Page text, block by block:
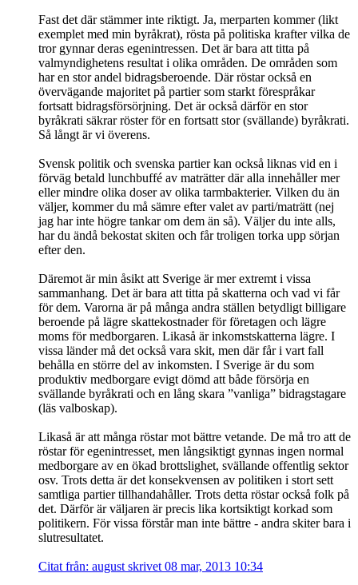
Fast det där stämmer inte riktigt. Ja, merparten kommer (likt
exemplet med min byråkrat), rösta på politiska krafter vilka de
tror gynnar deras egenintressen. Det är bara att titta på
valmyndighetens resultat i olika områden. De områden som
har en stor andel bidragsberoende. Där röstar också en
övervägande majoritet på partier som starkt förespråkar
fortsatt bidragsförsörjning. Det är också därför en stor
byråkrati säkrar röster för en fortsatt stor (svällande) byråkrati.
Så långt är vi överens.
Svensk politik och svenska partier kan också liknas vid en i
förväg betald lunchbuffé av maträtter där alla innehåller mer
eller mindre olika doser av olika tarmbakterier. Vilken du än
väljer, kommer du må sämre efter valet av parti/maträtt (nej
jag har inte högre tankar om dem än så). Väljer du inte alls,
har du ändå bekostat skiten och får troligen torka upp sörjan
efter den.
Däremot är min åsikt att Sverige är mer extremt i vissa
sammanhang. Det är bara att titta på skatterna och vad vi får
för dem. Varorna är på många andra ställen betydligt billigare
beroende på lägre skattekostnader för företagen och lägre
moms för medborgaren. Likaså är inkomstskatterna lägre. I
vissa länder må det också vara skit, men där får i vart fall
behålla en större del av inkomsten. I Sverige är du som
produktiv medborgare evigt dömd att både försörja en
svällande byråkrati och en lång skara ”vanliga” bidragstagare
(läs valboskap).
Likaså är att många röstar mot bättre vetande. De må tro att de
röstar för egenintresset, men långsiktigt gynnas ingen normal
medborgare av en ökad brottslighet, svällande offentlig sektor
osv. Trots detta är det konsekvensen av politiken i stort sett
samtliga partier tillhandahåller. Trots detta röstar också folk på
det. Därför är väljaren är precis lika kortsiktigt korkad som
politikern. För vissa förstår man inte bättre - andra skiter bara i
slutresultatet.
Citat från: august skrivet 08 mar, 2013 10:34